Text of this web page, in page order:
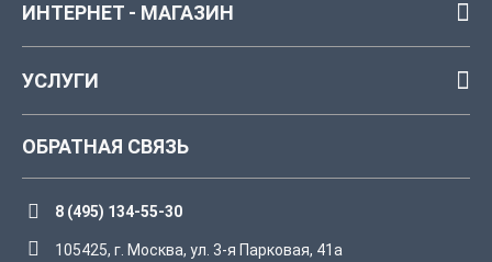
ИНТЕРНЕТ - МАГАЗИН
УСЛУГИ
ОБРАТНАЯ СВЯЗЬ
8 (495) 134-55-30
105425, г. Москва, ул. 3-я Парковая, 41а